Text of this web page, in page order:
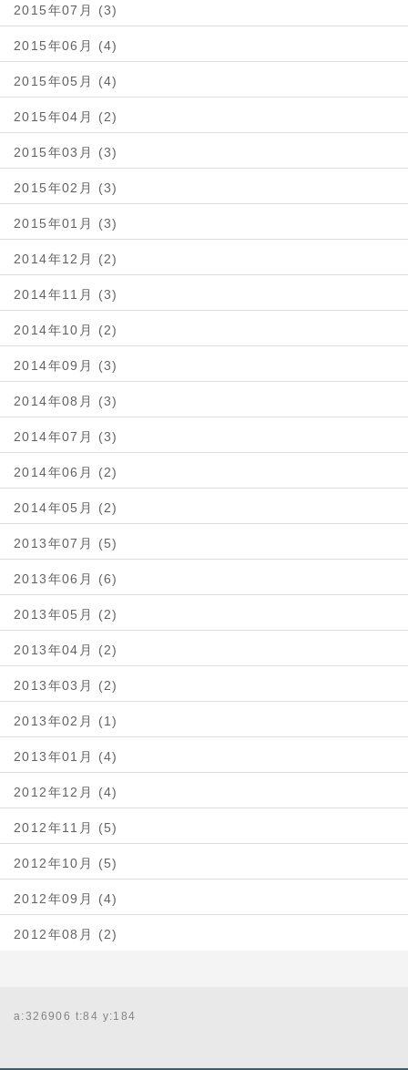
2015年07月 (3)
2015年06月 (4)
2015年05月 (4)
2015年04月 (2)
2015年03月 (3)
2015年02月 (3)
2015年01月 (3)
2014年12月 (2)
2014年11月 (3)
2014年10月 (2)
2014年09月 (3)
2014年08月 (3)
2014年07月 (3)
2014年06月 (2)
2014年05月 (2)
2013年07月 (5)
2013年06月 (6)
2013年05月 (2)
2013年04月 (2)
2013年03月 (2)
2013年02月 (1)
2013年01月 (4)
2012年12月 (4)
2012年11月 (5)
2012年10月 (5)
2012年09月 (4)
2012年08月 (2)
a:326906 t:84 y:184